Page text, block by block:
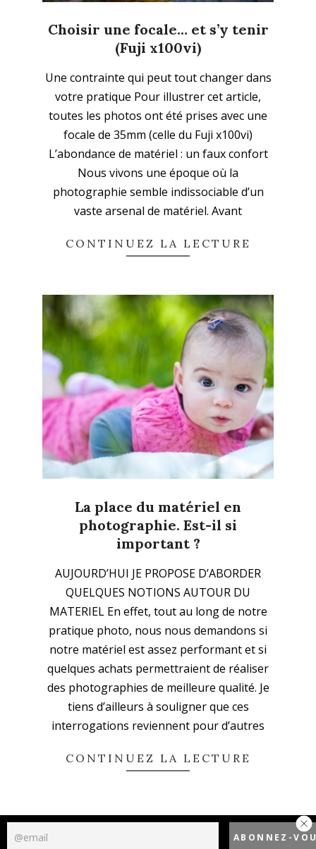
Choisir une focale… et s’y tenir
(Fuji x100vi)
11-
Une contrainte qui peut tout changer dans
votre pratique Pour illustrer cet article,
toutes les photos ont été prises avec une
focale de 35mm (celle du Fuji x100vi)
L’abondance de matériel : un faux confort
Nous vivons une époque où la
photographie semble indissociable d’un
vaste arsenal de matériel. Avant
CONTINUEZ LA LECTURE
La place du matériel en
photographie. Est-il si
important ?
03-AUJOURD’HUI JE PROPOSE D’ABORDER
QUELQUES NOTIONS AUTOUR DU
MATERIEL En effet, tout au long de notre
pratique photo, nous nous demandons si
notre matériel est assez performant et si
quelques achats permettraient de réaliser
des photographies de meilleure qualité. Je
tiens d’ailleurs à souligner que ces
interrogations reviennent pour d’autres
CONTINUEZ LA LECTURE